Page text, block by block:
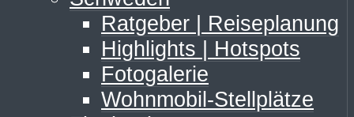
Ratgeber | Reiseplanung
Highlights | Hotspots
Fotogalerie
Wohnmobil-Stellplätze